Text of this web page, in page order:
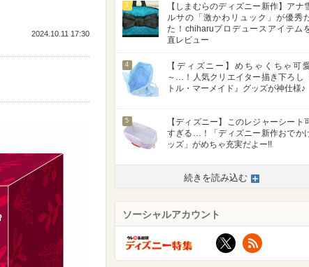
2024.10.11 17:30
3
【しまむらのディズニー新作】アナ
ルサの「激かわリュック」が優秀
た！chiharuプロデュースアイテム
直レビュー
4
【ディズニー】めちゃくちゃ可
～…！人気クリエイター描き下ろし
トル・マーメイド』グッズが神仕様♪
5
【ディズニー】このレジャーシート
すぎる…！「ディズニー新作おでか
ッズ」がめちゃ充実だよー!!
続きを読み込む
ソーシャルアカウント
X